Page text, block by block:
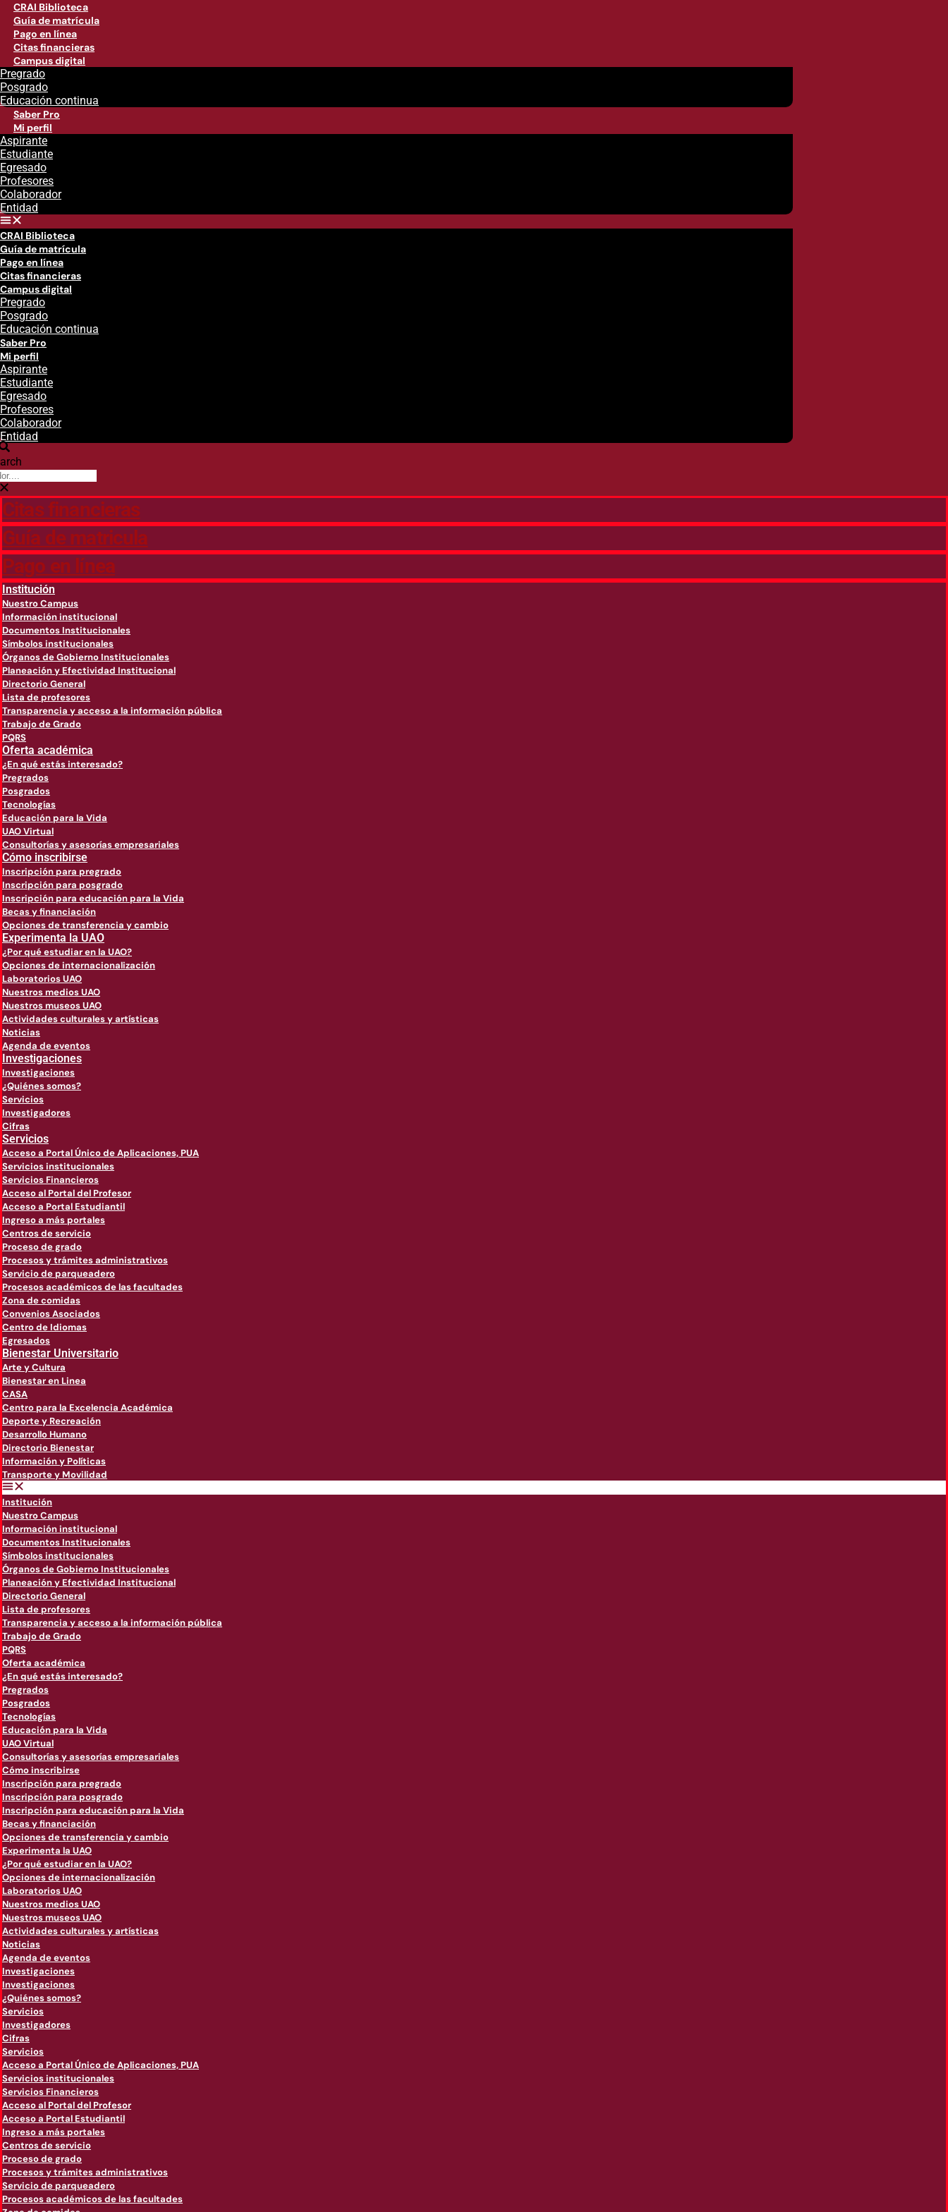
CRAI Biblioteca
Guía de matrícula
Pago en línea
Citas financieras
Campus digital
Pregrado
Posgrado
Educación continua
Saber Pro
Mi perfil
Aspirante
Estudiante
Egresado
Profesores
Colaborador
Entidad
CRAI Biblioteca
Guía de matrícula
Pago en línea
Citas financieras
Campus digital
Pregrado
Posgrado
Educación continua
Saber Pro
Mi perfil
Aspirante
Estudiante
Egresado
Profesores
Colaborador
Entidad
Citas financieras
Guía de matricula
Pago en línea
Institución
Nuestro Campus
Información institucional
Documentos Institucionales
Símbolos institucionales
Órganos de Gobierno Institucionales
Planeación y Efectividad Institucional
Directorio General
Lista de profesores
Transparencia y acceso a la información pública
Trabajo de Grado
PQRS
Oferta académica
¿En qué estás interesado?
Pregrados
Posgrados
Tecnologías
Educación para la Vida
UAO Virtual
Consultorías y asesorías empresariales
Cómo inscribirse
Inscripción para pregrado
Inscripción para posgrado
Inscripción para educación para la Vida
Becas y financiación
Opciones de transferencia y cambio
Experimenta la UAO
¿Por qué estudiar en la UAO?
Opciones de internacionalización
Laboratorios UAO
Nuestros medios UAO
Nuestros museos UAO
Actividades culturales y artísticas
Noticias
Agenda de eventos
Investigaciones
Investigaciones
¿Quiénes somos?
Servicios
Investigadores
Cifras
Servicios
Acceso a Portal Único de Aplicaciones, PUA
Servicios institucionales
Servicios Financieros
Acceso al Portal del Profesor
Acceso a Portal Estudiantil
Ingreso a más portales
Centros de servicio
Proceso de grado
Procesos y trámites administrativos
Servicio de parqueadero
Procesos académicos de las facultades
Zona de comidas
Convenios Asociados
Centro de Idiomas
Egresados
Bienestar Universitario
Arte y Cultura
Bienestar en Linea
CASA
Centro para la Excelencia Académica
Deporte y Recreación
Desarrollo Humano
Directorio Bienestar
Información y Políticas
Transporte y Movilidad
Institución
Nuestro Campus
Información institucional
Documentos Institucionales
Símbolos institucionales
Órganos de Gobierno Institucionales
Planeación y Efectividad Institucional
Directorio General
Lista de profesores
Transparencia y acceso a la información pública
Trabajo de Grado
PQRS
Oferta académica
¿En qué estás interesado?
Pregrados
Posgrados
Tecnologías
Educación para la Vida
UAO Virtual
Consultorías y asesorías empresariales
Cómo inscribirse
Inscripción para pregrado
Inscripción para posgrado
Inscripción para educación para la Vida
Becas y financiación
Opciones de transferencia y cambio
Experimenta la UAO
¿Por qué estudiar en la UAO?
Opciones de internacionalización
Laboratorios UAO
Nuestros medios UAO
Nuestros museos UAO
Actividades culturales y artísticas
Noticias
Agenda de eventos
Investigaciones
Investigaciones
¿Quiénes somos?
Servicios
Investigadores
Cifras
Servicios
Acceso a Portal Único de Aplicaciones, PUA
Servicios institucionales
Servicios Financieros
Acceso al Portal del Profesor
Acceso a Portal Estudiantil
Ingreso a más portales
Centros de servicio
Proceso de grado
Procesos y trámites administrativos
Servicio de parqueadero
Procesos académicos de las facultades